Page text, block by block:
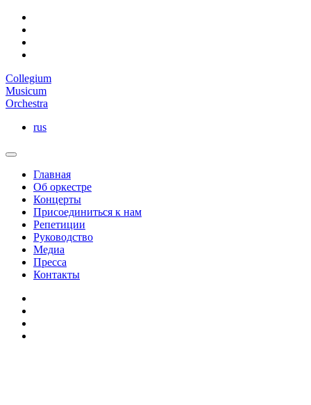
Collegium
Musicum
Orchestra
rus
Главная
Об оркестре
Концерты
Присоединиться к нам
Репетиции
Руководство
Медиа
Пресса
Контакты